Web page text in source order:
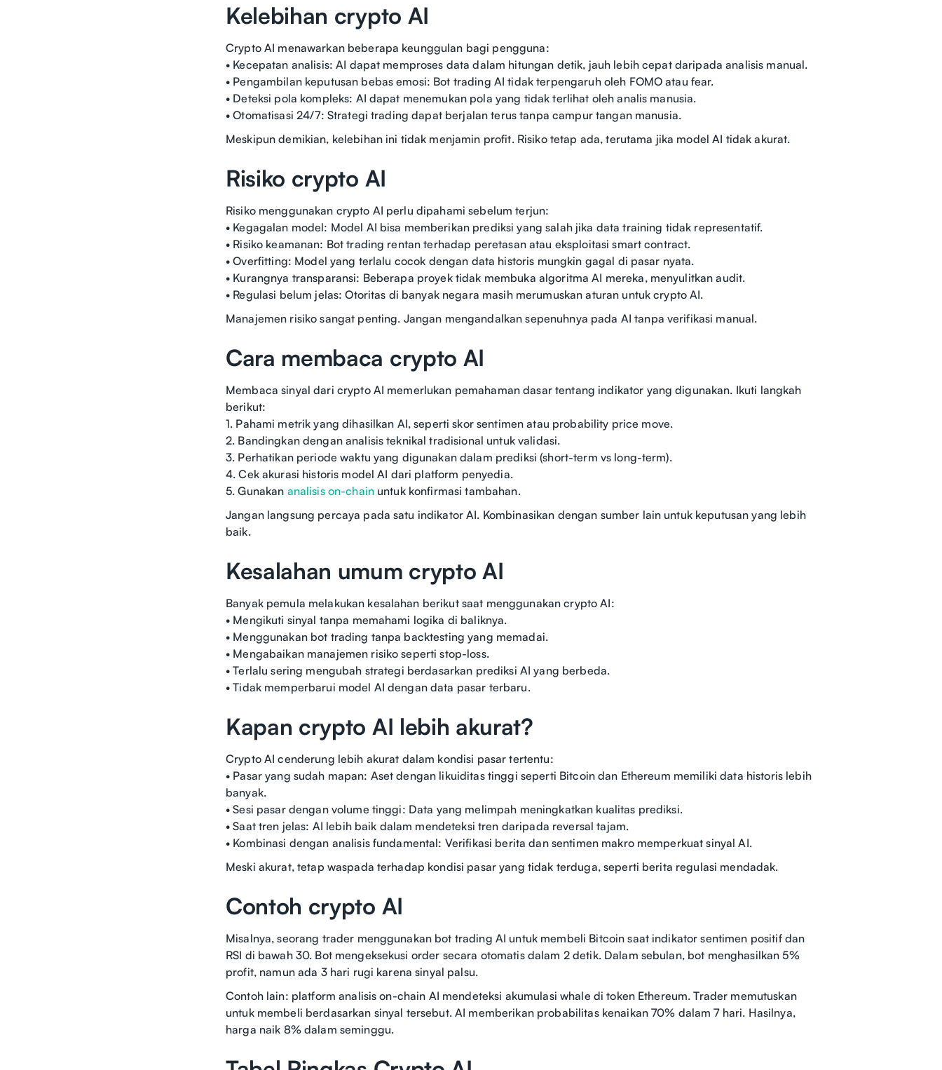
Kelebihan crypto AI
Crypto AI menawarkan beberapa keunggulan bagi pengguna:
• Kecepatan analisis: AI dapat memproses data dalam hitungan detik, jauh lebih cepat daripada analisis manual.
• Pengambilan keputusan bebas emosi: Bot trading AI tidak terpengaruh oleh FOMO atau fear.
• Deteksi pola kompleks: AI dapat menemukan pola yang tidak terlihat oleh analis manusia.
• Otomatisasi 24/7: Strategi trading dapat berjalan terus tanpa campur tangan manusia.
Meskipun demikian, kelebihan ini tidak menjamin profit. Risiko tetap ada, terutama jika model AI tidak akurat.
Risiko crypto AI
Risiko menggunakan crypto AI perlu dipahami sebelum terjun:
• Kegagalan model: Model AI bisa memberikan prediksi yang salah jika data training tidak representatif.
• Risiko keamanan: Bot trading rentan terhadap peretasan atau eksploitasi smart contract.
• Overfitting: Model yang terlalu cocok dengan data historis mungkin gagal di pasar nyata.
• Kurangnya transparansi: Beberapa proyek tidak membuka algoritma AI mereka, menyulitkan audit.
• Regulasi belum jelas: Otoritas di banyak negara masih merumuskan aturan untuk crypto AI.
Manajemen risiko sangat penting. Jangan mengandalkan sepenuhnya pada AI tanpa verifikasi manual.
Cara membaca crypto AI
Membaca sinyal dari crypto AI memerlukan pemahaman dasar tentang indikator yang digunakan. Ikuti langkah
berikut:
1. Pahami metrik yang dihasilkan AI, seperti skor sentimen atau probability price move.
2. Bandingkan dengan analisis teknikal tradisional untuk validasi.
3. Perhatikan periode waktu yang digunakan dalam prediksi (short-term vs long-term).
4. Cek akurasi historis model AI dari platform penyedia.
5. Gunakan analisis on-chainuntuk konfirmasi tambahan.
Jangan langsung percaya pada satu indikator AI. Kombinasikan dengan sumber lain untuk keputusan yang lebih
baik.
Kesalahan umum crypto AI
Banyak pemula melakukan kesalahan berikut saat menggunakan crypto AI:
• Mengikuti sinyal tanpa memahami logika di baliknya.
• Menggunakan bot trading tanpa backtesting yang memadai.
• Mengabaikan manajemen risiko seperti stop-loss.
• Terlalu sering mengubah strategi berdasarkan prediksi AI yang berbeda.
• Tidak memperbarui model AI dengan data pasar terbaru.
Kapan crypto AI lebih akurat?
Crypto AI cenderung lebih akurat dalam kondisi pasar tertentu:
• Pasar yang sudah mapan: Aset dengan likuiditas tinggi seperti Bitcoin dan Ethereum memiliki data historis lebih
banyak.
• Sesi pasar dengan volume tinggi: Data yang melimpah meningkatkan kualitas prediksi.
• Saat tren jelas: AI lebih baik dalam mendeteksi tren daripada reversal tajam.
• Kombinasi dengan analisis fundamental: Verifikasi berita dan sentimen makro memperkuat sinyal AI.
Meski akurat, tetap waspada terhadap kondisi pasar yang tidak terduga, seperti berita regulasi mendadak.
Contoh crypto AI
Misalnya, seorang trader menggunakan bot trading AI untuk membeli Bitcoin saat indikator sentimen positif dan
RSI di bawah 30. Bot mengeksekusi order secara otomatis dalam 2 detik. Dalam sebulan, bot menghasilkan 5%
profit, namun ada 3 hari rugi karena sinyal palsu.
Contoh lain: platform analisis on-chain AI mendeteksi akumulasi whale di token Ethereum. Trader memutuskan
untuk membeli berdasarkan sinyal tersebut. AI memberikan probabilitas kenaikan 70% dalam 7 hari. Hasilnya,
harga naik 8% dalam seminggu.